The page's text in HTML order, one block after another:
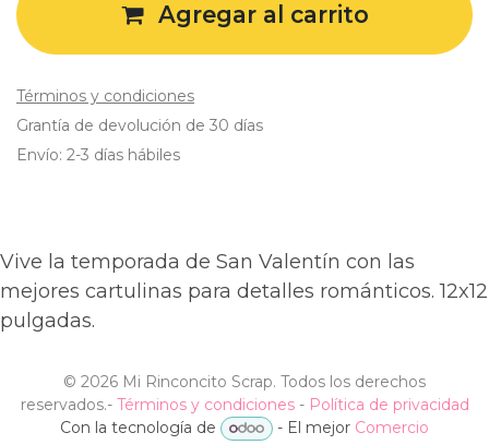
Agregar al carrito
Términos y condiciones
Grantía de devolución de 30 días
Envío: 2-3 días hábiles
Vive la temporada de San Valentín con las
mejores cartulinas para detalles románticos. 12x12
pulgadas.
© 2026 Mi Rinconcito Scrap. Todos los derechos
reservados.- Términos y condiciones- Política de privacidad
Con la tecnología de
- El mejor Comercio